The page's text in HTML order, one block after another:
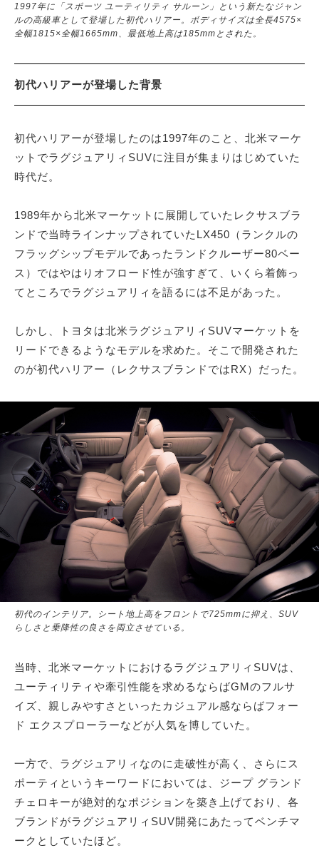
1997年に「スポーツ ユーティリティ サルーン」という新たなジャン
ルの高級車として登場した初代ハリアー。ボディサイズは全長4575×
全幅1815×全幅1665mm、最低地上高は185mmとされた。
初代ハリアーが登場した背景
初代ハリアーが登場したのは1997年のこと、北米マーケ
ットでラグジュアリィSUVに注目が集まりはじめていた
時代だ。
1989年から北米マーケットに展開していたレクサスブラ
ンドで当時ラインナップされていたLX450（ランクルの
フラッグシップモデルであったランドクルーザー80ベー
ス）ではやはりオフロード性が強すぎて、いくら着飾っ
てところでラグジュアリィを語るには不足があった。
しかし、トヨタは北米ラグジュアリィSUVマーケットを
リードできるようなモデルを求めた。そこで開発された
のが初代ハリアー（レクサスブランドではRX）だった。
初代のインテリア。シート地上高をフロントで725mmに抑え、SUV
らしさと乗降性の良さを両立させている。
当時、北米マーケットにおけるラグジュアリィSUVは、
ユーティリティや牽引性能を求めるならばGMのフルサ
イズ、親しみやすさといったカジュアル感ならばフォー
ド エクスプローラーなどが人気を博していた。
一方で、ラグジュアリィなのに走破性が高く、さらにス
ポーティというキーワードにおいては、ジープ グランド
チェロキーが絶対的なポジションを築き上げており、各
ブランドがラグジュアリィSUV開発にあたってベンチマ
ークとしていたほど。